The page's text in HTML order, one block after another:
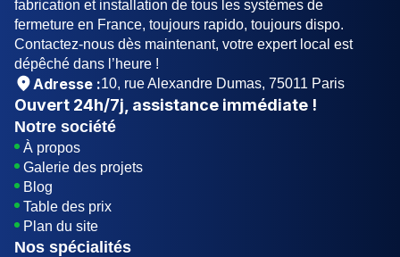
fabrication et installation de tous les systèmes de
fermeture en France, toujours rapido, toujours dispo.
Contactez-nous dès maintenant, votre expert local est
dépêché dans l’heure !
Adresse :10, rue Alexandre Dumas, 75011 Paris
Ouvert 24h/7j , assistance immédiate !
Notre société
À propos
Galerie des projets
Blog
Table des prix
Plan du site
Nos spécialités